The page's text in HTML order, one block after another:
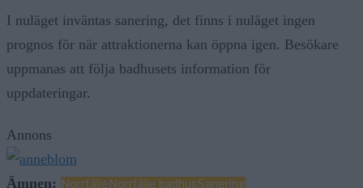
I nuläget inväntas sanering, det finns i nuläget ingen
prognos för när attraktionerna kan öppna igen. Besökare
uppmanas att följa badhusets information för
uppdateringar.
Annons
Ämnen: NorrtäljeNorrtälje badhusSanering